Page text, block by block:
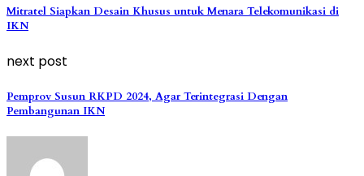
Mitratel Siapkan Desain Khusus untuk Menara Telekomunikasi di
IKN
next post
Pemprov Susun RKPD 2024, Agar Terintegrasi Dengan
Pembangunan IKN